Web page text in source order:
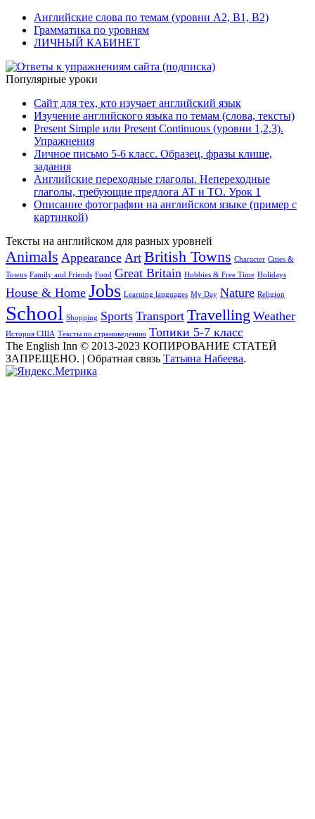
Английские слова по темам (уровни A2, B1, B2)
Грамматика по уровням
ЛИЧНЫЙ КАБИНЕТ
Популярные уроки
Сайт для тех, кто изучает английский язык
Изучение английского языка по темам (слова, тексты)
Present Simple или Present Continuous (уровни 1,2,3).
Упражнения
Личное письмо 5-6 класс. Образец, фразы клише,
задания
Английские переходные глаголы. Непереходные
глаголы, требующие предлога AT и TO. Урок 1
Описание фотографии на английском языке (пример с
картинкой)
Тексты на английском для разных уровней
Animals Appearance Art British Towns Character Cities &
Towns Family and Friends Food Great Britain Hobbies & Free Time Holidays
House & Home Jobs Learning languages My Day Nature Religion
School Shopping Sports Transport Travelling Weather
История США Тексты по страноведению Топики 5-7 класс
The English Inn © 2013-2023 КОПИРОВАНИЕ СТАТЕЙ
ЗАПРЕЩЕНО. | Обратная связь Татьяна Набеева.